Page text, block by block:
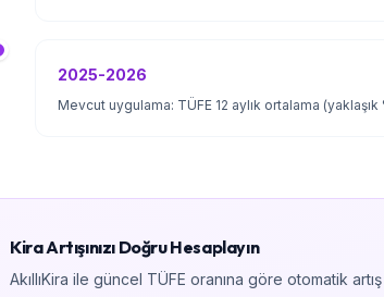
2025-2026
Mevcut uygulama: TÜFE 12 aylık ortalama
Kira Artışınızı Doğru Hesaplayın
AkıllıKira ile güncel TÜFE oranına göre otomatik